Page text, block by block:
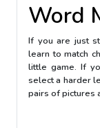
Word
If you are just
learn to match
little game. If
select a harder
pairs of pictures